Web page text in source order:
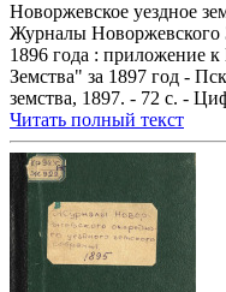
Новоржевское уездное
Журналы Новоржевского
1896 года : приложение
Земства" за 1897 год -
земства, 1897. - 72 с. -
Читать полный текст